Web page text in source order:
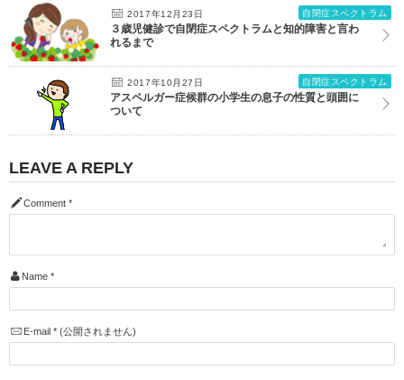
2017年12月23日 自閉症スペクトラム
３歳児健診で自閉症スペクトラムと知的障害と言わ
れるまで
2017年10月27日 自閉症スペクトラム
アスペルガー症候群の小学生の息子の性質と頭囲に
ついて
LEAVE A REPLY
Comment *
Name *
E-mail *(公開されません)